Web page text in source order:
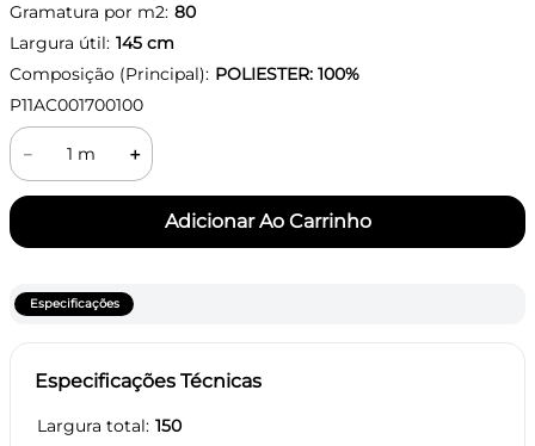
Gramatura por m2: 80
Largura útil: 145 cm
Composição (Principal): POLIESTER: 100%
P11AC001700100
＋
－
Especificações
Especificações Técnicas
Largura total 150